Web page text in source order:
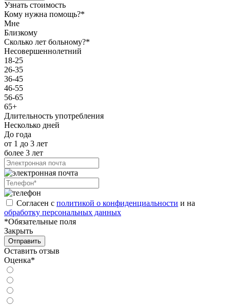
Узнать стоимость
Кому нужна помощь?*
Мне
Близкому
Сколько лет больному?*
Несовершеннолетний
18-25
26-35
36-45
46-55
56-65
65+
Длительность употребления
Несколько дней
До года
от 1 до 3 лет
более 3 лет
Согласен с политикой о конфиденциальности и на
обработку персональных данных
*Обязательные поля
Закрыть
Отправить
Оставить отзыв
Оценка*